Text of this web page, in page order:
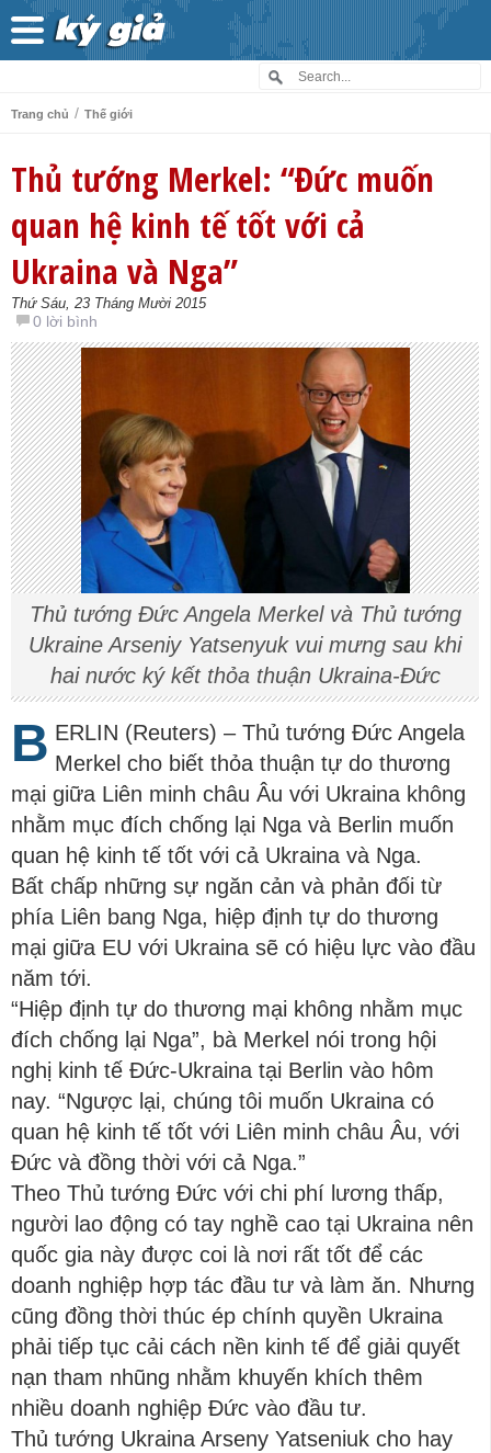
Trang chủ / Thế giới
Thủ tướng Merkel: “Đức muốn
quan hệ kinh tế tốt với cả
Ukraina và Nga”
Thứ Sáu, 23 Tháng Mười 2015
0 lời bình
Thủ tướng Đức Angela Merkel và Thủ tướng
Ukraine Arseniy Yatsenyuk vui mưng sau khi
hai nước ký kết thỏa thuận Ukraina-Đức
B ERLIN (Reuters) – Thủ tướng Đức Angela
Merkel cho biết thỏa thuận tự do thương
mại giữa Liên minh châu Âu với Ukraina không
nhằm mục đích chống lại Nga và Berlin muốn
quan hệ kinh tế tốt với cả Ukraina và Nga.
Bất chấp những sự ngăn cản và phản đối từ
phía Liên bang Nga, hiệp định tự do thương
mại giữa EU với Ukraina sẽ có hiệu lực vào đầu
năm tới.
“Hiệp định tự do thương mại không nhằm mục
đích chống lại Nga”, bà Merkel nói trong hội
nghị kinh tế Đức-Ukraina tại Berlin vào hôm
nay. “Ngược lại, chúng tôi muốn Ukraina có
quan hệ kinh tế tốt với Liên minh châu Âu, với
Đức và đồng thời với cả Nga.”
Theo Thủ tướng Đức với chi phí lương thấp,
người lao động có tay nghề cao tại Ukraina nên
quốc gia này được coi là nơi rất tốt để các
doanh nghiệp hợp tác đầu tư và làm ăn. Nhưng
cũng đồng thời thúc ép chính quyền Ukraina
phải tiếp tục cải cách nền kinh tế để giải quyết
nạn tham nhũng nhằm khuyến khích thêm
nhiều doanh nghiệp Đức vào đầu tư.
Thủ tướng Ukraina Arseny Yatseniuk cho hay